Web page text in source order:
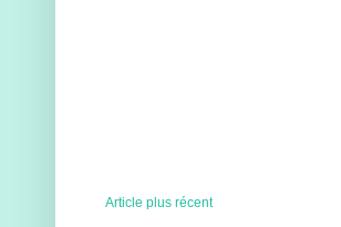
Article plus récent